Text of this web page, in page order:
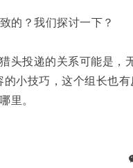
的？我们探讨一下？
头投递的关系可能是，
小技巧，这个组长也有
里。